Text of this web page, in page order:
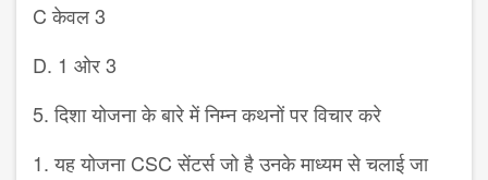
C केवल 3
D. 1 ओर 3
5. दिशा योजना के बारे में निम्न कथनों पर विचार करे
1. यह योजना CSC सेंटर्स जो है उनके माध्यम से चलाई जा